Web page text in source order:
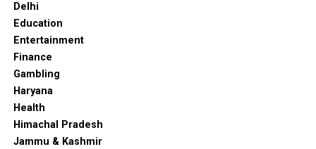
Delhi
Education
Entertainment
Finance
Gambling
Haryana
Health
Himachal Pradesh
Jammu & Kashmir